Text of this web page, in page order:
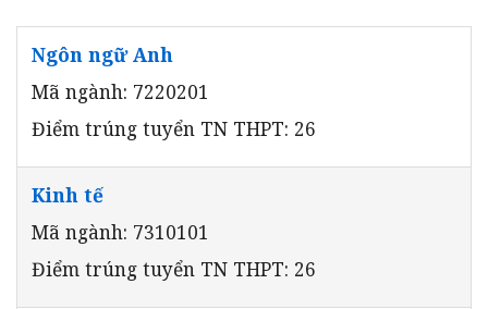
Ngôn ngữ Anh
Mã ngành: 7220201
Điểm trúng tuyển TN THPT: 26
Kinh tế
Mã ngành: 7310101
Điểm trúng tuyển TN THPT: 26